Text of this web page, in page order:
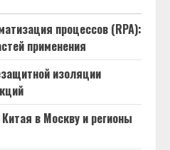
процессов (RPA):
применения
изоляции
в Москву и регионы